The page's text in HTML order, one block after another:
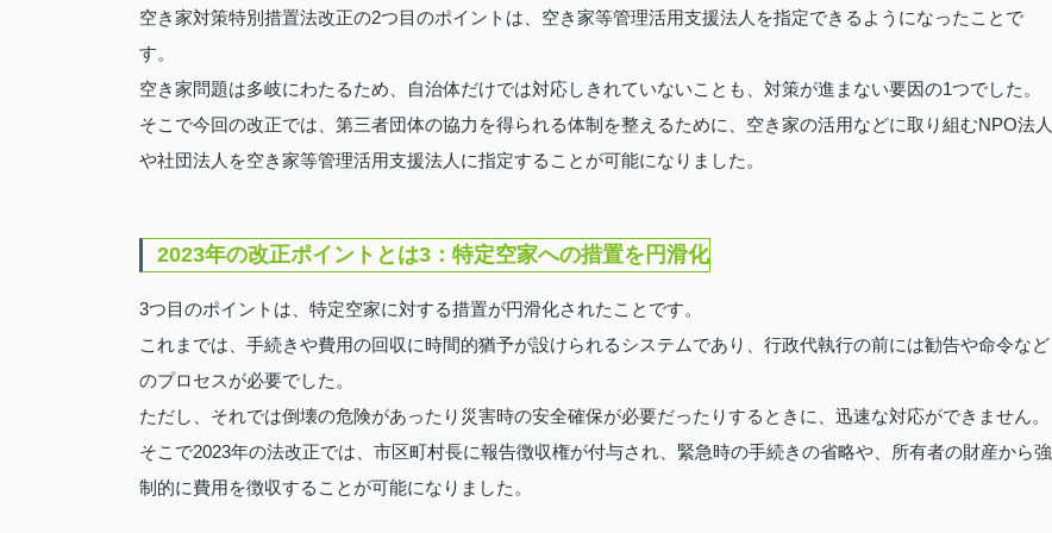
空き家対策特別措置法改正の2つ目のポイントは、空き家等管理活用支援法人を指定できるようになったことで
す。
空き家問題は多岐にわたるため、自治体だけでは対応しきれていないことも、対策が進まない要因の1つでした。
そこで今回の改正では、第三者団体の協力を得られる体制を整えるために、空き家の活用などに取り組むNPO法人
や社団法人を空き家等管理活用支援法人に指定することが可能になりました。
2023年の改正ポイントとは3：特定空家への措置を円滑化
3つ目のポイントは、特定空家に対する措置が円滑化されたことです。
これまでは、手続きや費用の回収に時間的猶予が設けられるシステムであり、行政代執行の前には勧告や命令など
のプロセスが必要でした。
ただし、それでは倒壊の危険があったり災害時の安全確保が必要だったりするときに、迅速な対応ができません。
そこで2023年の法改正では、市区町村長に報告徴収権が付与され、緊急時の手続きの省略や、所有者の財産から強
制的に費用を徴収することが可能になりました。